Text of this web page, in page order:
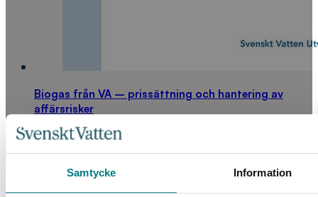
Samtycke Information
Biogas från VA – prissättning och hantering av
affärsrisker
LÄS MER